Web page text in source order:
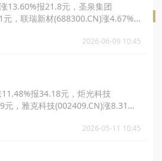
13.60%报21.8元，圣泉集团
，联瑞新材(688300.CN)涨4.67%
2026-06-09 10:45
报34.18元，炬光科技
，雅克科技(002409.CN)涨8.31%
2026-05-11 10:45